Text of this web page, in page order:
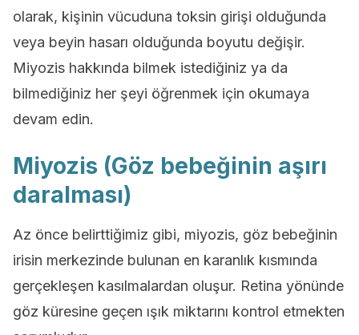
olarak, kişinin vücuduna toksin girişi olduğunda
veya beyin hasarı olduğunda boyutu değişir.
Miyozis hakkında bilmek istediğiniz ya da
bilmediğiniz her şeyi öğrenmek için okumaya
devam edin.
Miyozis (Göz bebeğinin aşırı
daralması)
Az önce belirttiğimiz gibi, miyozis, göz bebeğinin
irisin merkezinde bulunan en karanlık kısmında
gerçekleşen kasılmalardan oluşur. Retina yönünde
göz küresine geçen ışık miktarını kontrol etmekten